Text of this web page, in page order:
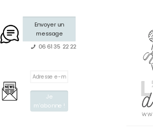
Envoyer un
message
06 61 35 22 22